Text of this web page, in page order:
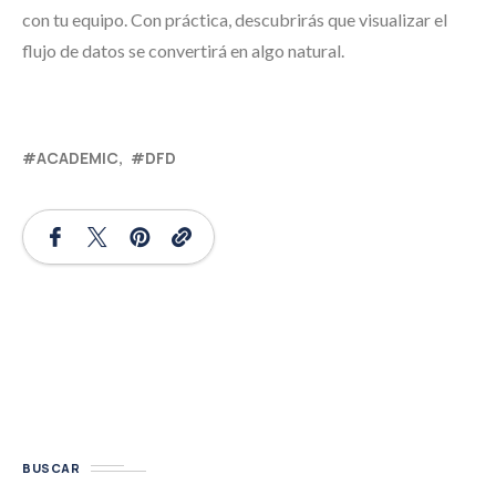
con tu equipo. Con práctica, descubrirás que visualizar el
flujo de datos se convertirá en algo natural.
ACADEMIC DFD
BUSCAR